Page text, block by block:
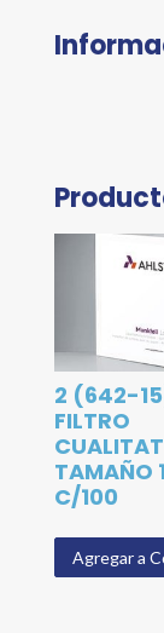
2 (642-
FILTRO
TAMAÑO
C/100
Agregar a